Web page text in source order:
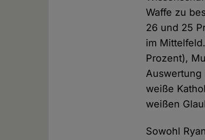
Waffe zu
26 und 25
im
Prozent),
Auswertung
weiße
weißen
Sowohl